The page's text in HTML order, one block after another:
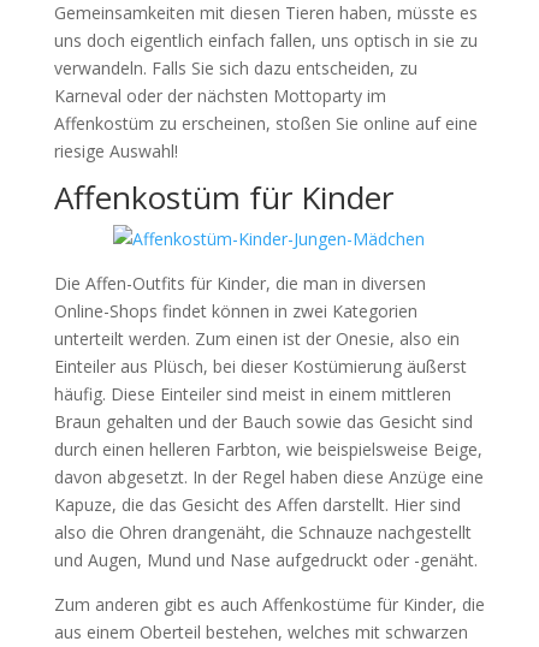
Gemeinsamkeiten mit diesen Tieren haben, müsste es
uns doch eigentlich einfach fallen, uns optisch in sie zu
verwandeln. Falls Sie sich dazu entscheiden, zu
Karneval oder der nächsten Mottoparty im
Affenkostüm zu erscheinen, stoßen Sie online auf eine
riesige Auswahl!
Affenkostüm für Kinder
Die Affen-Outfits für Kinder, die man in diversen
Online-Shops findet können in zwei Kategorien
unterteilt werden. Zum einen ist der Onesie, also ein
Einteiler aus Plüsch, bei dieser Kostümierung äußerst
häufig. Diese Einteiler sind meist in einem mittleren
Braun gehalten und der Bauch sowie das Gesicht sind
durch einen helleren Farbton, wie beispielsweise Beige,
davon abgesetzt. In der Regel haben diese Anzüge eine
Kapuze, die das Gesicht des Affen darstellt. Hier sind
also die Ohren drangenäht, die Schnauze nachgestellt
und Augen, Mund und Nase aufgedruckt oder -genäht.
Zum anderen gibt es auch Affenkostüme für Kinder, die
aus einem Oberteil bestehen, welches mit schwarzen